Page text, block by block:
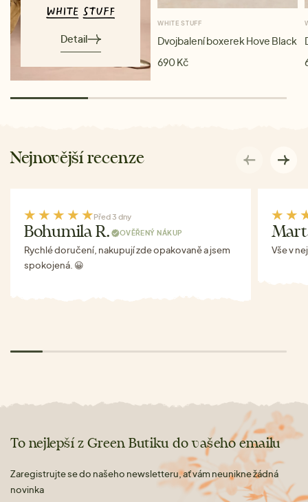
Detail
WHITE STUFF
Dvojbalení boxerek Hove Black
690 Kč
Nejnovější recenze
Před 3 dny
Bohumila R. OVĚŘENÝ NÁKUP
Rychlé doručení, nakupují zde opakovaně a jsem
spokojená. 😀
Vše v
To nejlepší z Green Butiku do vašeho emailu
Zaregistrujte se do našeho newsletteru, ať vám neunikne žádná
novinka